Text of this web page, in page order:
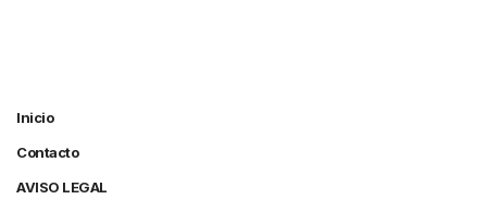
Inicio
Contacto
AVISO LEGAL